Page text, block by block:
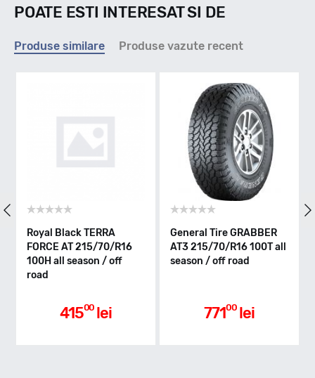
Indice viteza
E
Aderenta pe carosabil ud
POATE ESTI INTERESAT SI DE
Produse similare Produse vazute recent
Royal Black TERRA
FORCE AT 215/70/R16
100H all season / off
road
41500 lei
General Tire GRABBER
AT3 215/70/R16 100T all
season / off road
77100 lei